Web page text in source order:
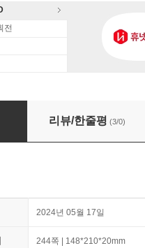
전
트레이닝한다
리뷰/한줄평 (3/0)
2024년 05월 17일
244쪽 | 148*210*20mm